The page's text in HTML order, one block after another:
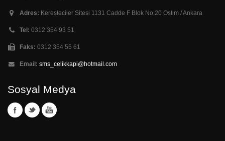
Adres: Keresteciler Sitesi 1131 Cadde F Blok No:20 Ostim / Ankara
Tel: 0312 354 93 51
Faks: 0312 354 55 61
Email: sms_celikkapi@hotmail.com
Sosyal Medya